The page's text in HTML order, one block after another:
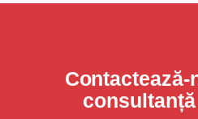
Contactează-